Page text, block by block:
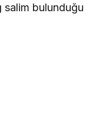
bulunduğu